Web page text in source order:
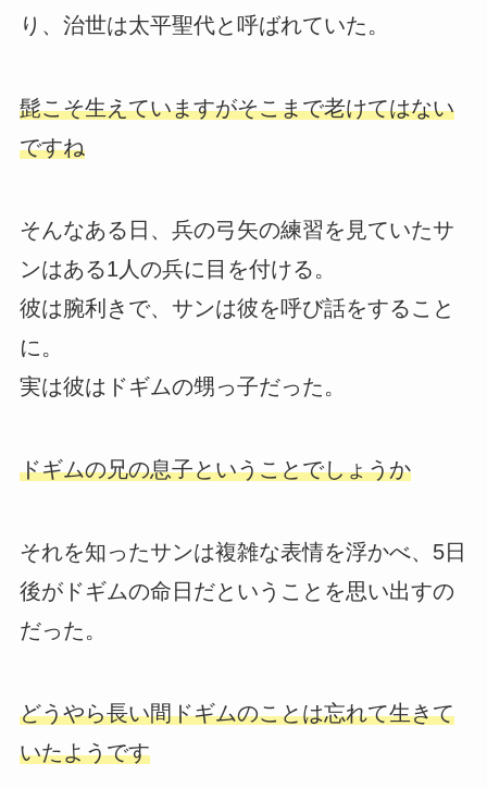
り、治世は太平聖代と呼ばれていた。
髭こそ生えていますがそこまで老けてはない
ですね
そんなある日、兵の弓矢の練習を見ていたサ
ンはある1人の兵に目を付ける。
彼は腕利きで、サンは彼を呼び話をすること
に。
実は彼はドギムの甥っ子だった。
ドギムの兄の息子ということでしょうか
それを知ったサンは複雑な表情を浮かべ、5日
後がドギムの命日だということを思い出すの
だった。
どうやら長い間ドギムのことは忘れて生きて
いたようです